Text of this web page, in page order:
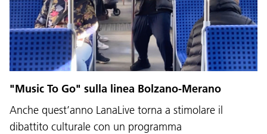
Lingua:
Service Desk:+39 0471 220880
Impressum Privacy e cookie policy
"Music To Go" sulla linea Bolzano-Merano
Anche quest’anno LanaLive torna a stimolare il
dibattito culturale con un programma